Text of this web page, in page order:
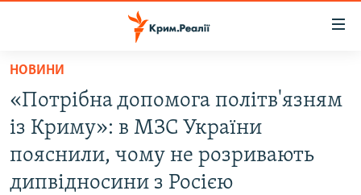
Перейти
основного
матеріалу
Перейти
до
основної
ВОДА.КРИМ
ВІДЕО ТА ФОТО
ПОЛІТИКА
НОВИНИ
«Потрібна допомога політв'язням
із Криму»: в МЗС України
пояснили, чому не розривають
дипвідносини з Росією